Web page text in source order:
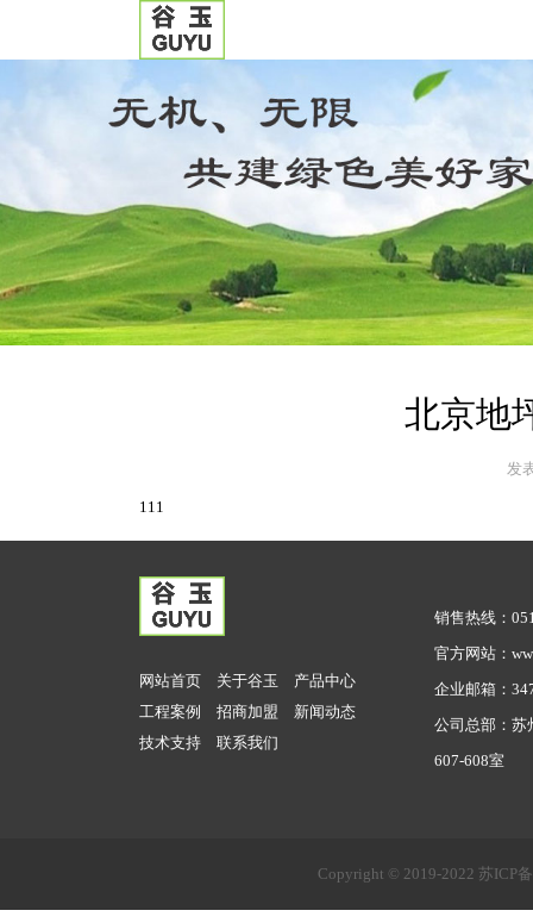
北京地
发
111
网站首页 关于谷玉
产品中心
工程案例
招商加盟
新闻动态
技术支持
联系我们
销售热线：
官方网站：
企业邮箱：
公司总部：苏
607-608室
Copyright © 2019-2022 苏ICP